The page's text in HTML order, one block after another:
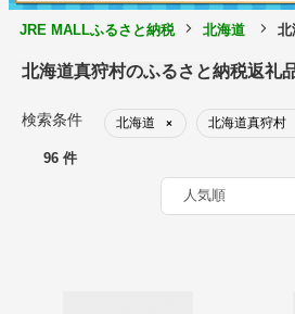
JRE MALLふるさと納税 北海道 北
北海道真狩村のふるさと納税返礼
検索条件 北海道 × 北海道真狩村
96 件